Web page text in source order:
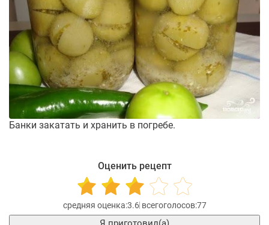
Банки закатать и хранить в погребе.
Оценить рецепт
3.6 77